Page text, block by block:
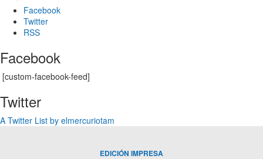
Facebook
Twitter
RSS
Facebook
[custom-facebook-feed]
Twitter
A Twitter List by elmercuriotam
EDICIÓN IMPRESA